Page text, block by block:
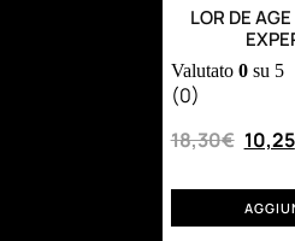
LOR DE
Valutato 0su 5
(0)
18,30€ 10,25